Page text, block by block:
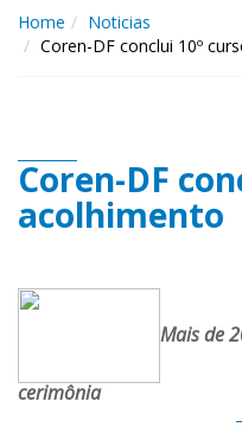
Home
Noticias
Coren-DF conclui 10º
Coren-DF
acolhimento
Mais de
cerimônia